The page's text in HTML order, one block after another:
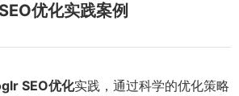
优化实践案例
SEO优化实践，通过科学的优化策略